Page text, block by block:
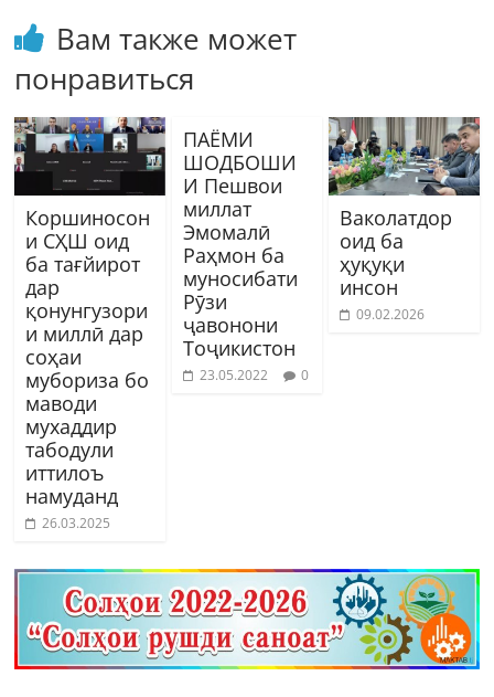
Вам также может
понравиться
Коршиносон
и СҲШ оид
ба тағйирот
дар
қонунгузори
и миллӣ дар
соҳаи
мубориза бо
маводи
мухаддир
табодули
иттилоъ
намуданд
26.03.2025
ПАЁМИ
ШОДБОШИ
И Пешвои
миллат
Эмомалӣ
Раҳмон ба
муносибати
Рӯзи
ҷавонони
Тоҷикистон
23.05.2022 0
Ваколатдор
оид ба
ҳуқуқи
инсон
09.02.2026